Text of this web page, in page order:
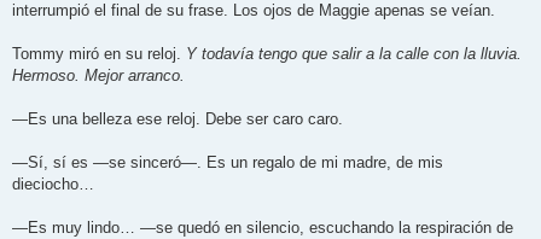
interrumpió el final de su frase. Los ojos de Maggie apenas se veían.
Tommy miró en su reloj. Y todavía tengo que salir a la calle con la lluvia.
Hermoso. Mejor arranco.
—Es una belleza ese reloj. Debe ser caro caro.
—Sí, sí es —se sinceró—. Es un regalo de mi madre, de mis
dieciocho…
—Es muy lindo… —se quedó en silencio, escuchando la respiración de